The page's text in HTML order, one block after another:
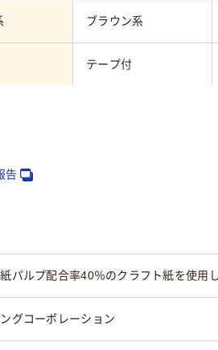
ブラウン系
テープ付
告
パルプ配合率40％のクラフト紙を使用し
グコーポレーション